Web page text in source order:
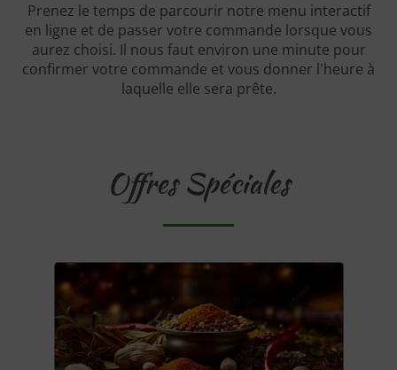
Prenez le temps de parcourir notre menu interactif
en ligne et de passer votre commande lorsque vous
aurez choisi. Il nous faut environ une minute pour
confirmer votre commande et vous donner l'heure à
laquelle elle sera prête.
Offres Spéciales